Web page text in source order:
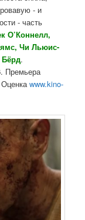
- и
- часть
О’Коннелл,
Чи Льюис-
.
Премьера
www.kino-